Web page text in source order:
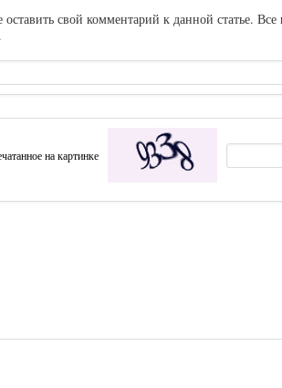
свой комментарий к данной статье.
.
на картинке